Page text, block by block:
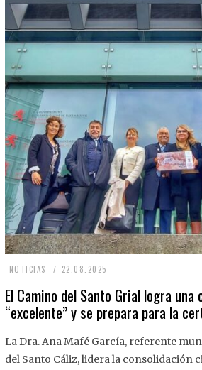
NOTICIAS 22.08.2025
.
8
El Camino del Santo Grial logra
“excelente” y se prepara para la
La Dra. Ana Mafé García, referente
del Santo Cáliz, lidera la consolidación